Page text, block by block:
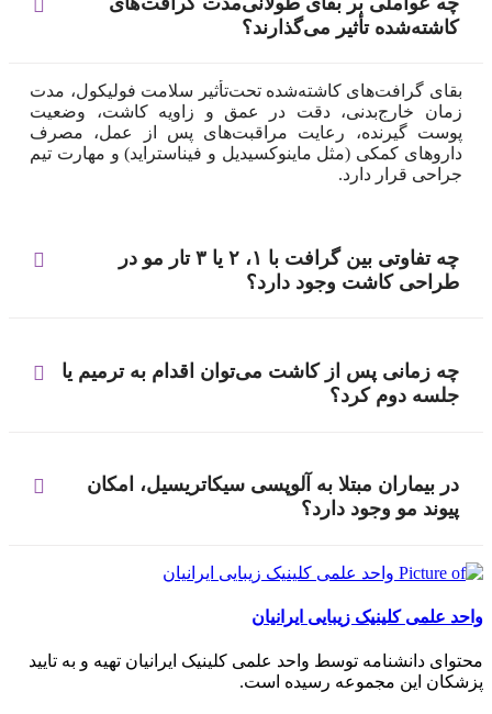
کاشته‌شده تأثیر می‌گذارند؟
بقای گرافت‌های کاشته‌شده تحت‌تأثیر سلامت فولیکول، مدت
زمان خارج‌بدنی، دقت در عمق و زاویه کاشت، وضعیت
پوست گیرنده، رعایت مراقبت‌های پس از عمل، مصرف
داروهای کمکی (مثل ماینوکسیدیل و فیناستراید) و مهارت تیم
جراحی قرار دارد.
چه تفاوتی بین گرافت با ۱، ۲ یا ۳ تار مو در
طراحی کاشت وجود دارد؟
چه زمانی پس از کاشت می‌توان اقدام به ترمیم یا
جلسه دوم کرد؟
در بیماران مبتلا به آلوپسی سیکاتریسیل، امکان
پیوند مو وجود دارد؟
واحد علمی کلینیک زیبایی ایرانیان
محتوای دانشنامه توسط واحد علمی کلینیک ایرانیان تهیه و به تایید
پزشکان این مجموعه رسیده است.